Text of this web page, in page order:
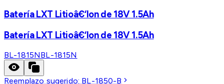
Batería LXT Litioâ€‘Ion de 18V 1.5Ah
Batería LXT Litioâ€‘Ion de 18V 1.5Ah
BL-1815NBL-1815N
Reemplazo sugerido: BL-1850-B